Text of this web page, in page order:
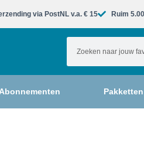
via PostNL v.a. € 15 Ruim
Abonnementen Pakketten